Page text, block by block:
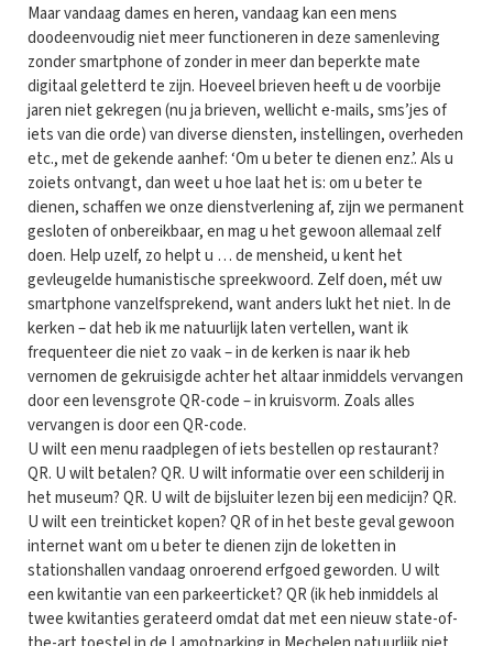
Maar vandaag dames en heren, vandaag kan een mens
doodeenvoudig niet meer functioneren in deze samenleving
zonder smartphone of zonder in meer dan beperkte mate
digitaal geletterd te zijn. Hoeveel brieven heeft u de voorbije
jaren niet gekregen (nu ja brieven, wellicht e-mails, sms’jes of
iets van die orde) van diverse diensten, instellingen, overheden
etc., met de gekende aanhef: ‘Om u beter te dienen enz.’. Als u
zoiets ontvangt, dan weet u hoe laat het is: om u beter te
dienen, schaffen we onze dienstverlening af, zijn we permanent
gesloten of onbereikbaar, en mag u het gewoon allemaal zelf
doen. Help uzelf, zo helpt u … de mensheid, u kent het
gevleugelde humanistische spreekwoord. Zelf doen, mét uw
smartphone vanzelfsprekend, want anders lukt het niet. In de
kerken – dat heb ik me natuurlijk laten vertellen, want ik
frequenteer die niet zo vaak – in de kerken is naar ik heb
vernomen de gekruisigde achter het altaar inmiddels vervangen
door een levensgrote QR-code – in kruisvorm. Zoals alles
vervangen is door een QR-code.
U wilt een menu raadplegen of iets bestellen op restaurant?
QR. U wilt betalen? QR. U wilt informatie over een schilderij in
het museum? QR. U wilt de bijsluiter lezen bij een medicijn? QR.
U wilt een treinticket kopen? QR of in het beste geval gewoon
internet want om u beter te dienen zijn de loketten in
stationshallen vandaag onroerend erfgoed geworden. U wilt
een kwitantie van een parkeerticket? QR (ik heb inmiddels al
twee kwitanties gerateerd omdat dat met een nieuw state-of-